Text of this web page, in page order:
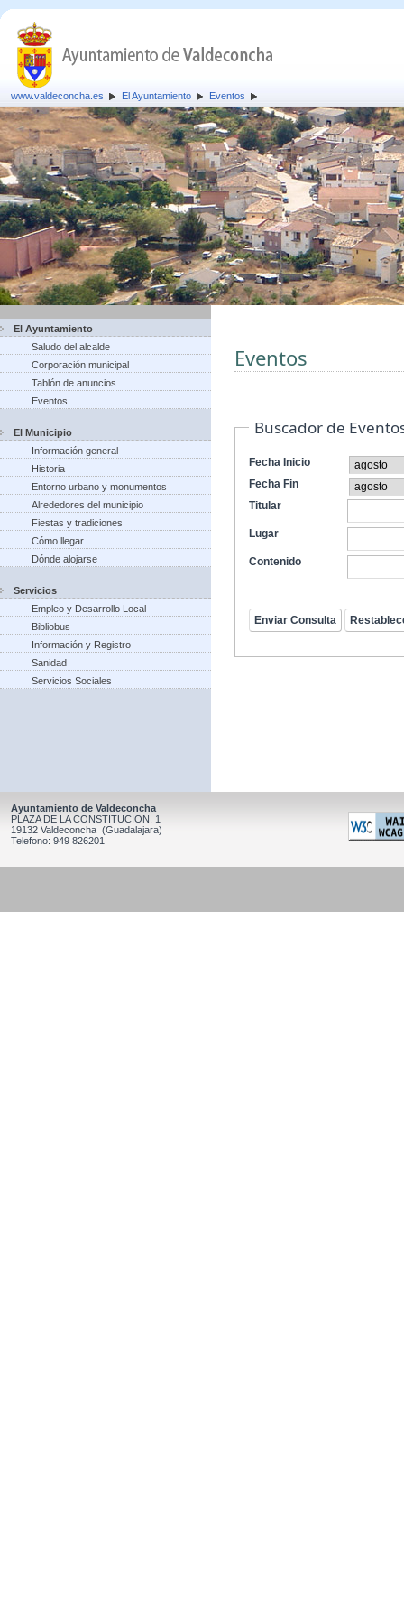
www.valdeconcha.es El Ayuntamiento Eventos
El Ayuntamiento
Saludo del alcalde
Corporación municipal
Tablón de anuncios
Eventos
El Municipio
Información general
Historia
Entorno urbano y monumentos
Alrededores del municipio
Fiestas y tradiciones
Cómo llegar
Dónde alojarse
Servicios
Empleo y Desarrollo Local
Bibliobus
Información y Registro
Sanidad
Servicios Sociales
Eventos
Buscador de
Fecha Inicio
Fecha Fin
Titular
Lugar
Contenido
Ayuntamiento de Valdeconcha
PLAZA DE LA CONSTITUCION, 1
19132 Valdeconcha (Guadalajara)
Telefono: 949 826201